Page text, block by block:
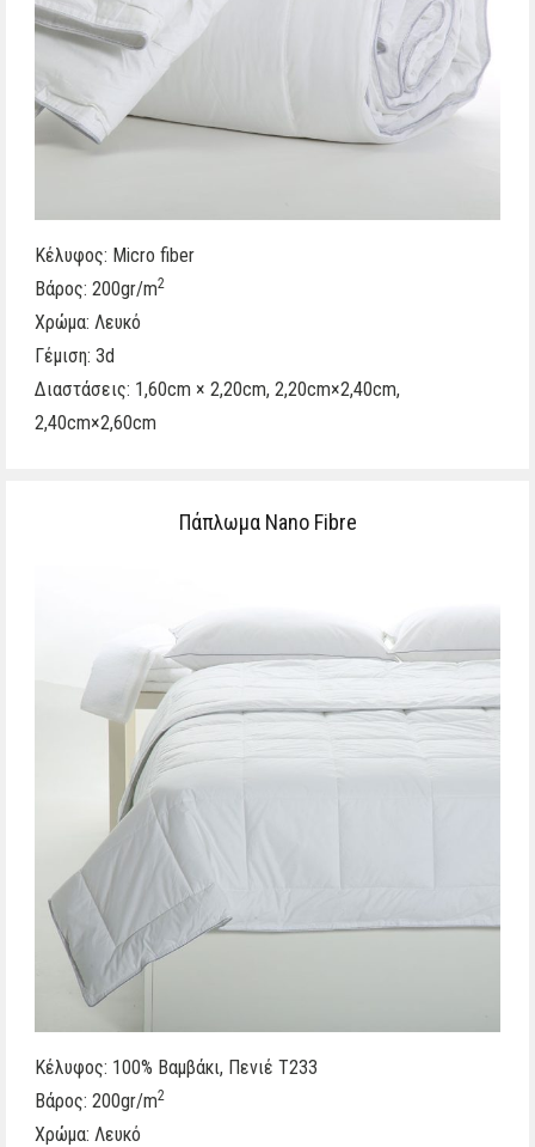
Κέλυφος: Micro fiber
Βάρος: 200gr/m2
Χρώμα: Λευκό
Γέμιση: 3d
Διαστάσεις: 1,60cm × 2,20cm, 2,20cm×2,40cm,
2,40cm×2,60cm
Πάπλωμα Nano Fibre
Κέλυφος: 100% Βαμβάκι, Πενιέ T233
Βάρος: 200gr/m2
Χρώμα: Λευκό